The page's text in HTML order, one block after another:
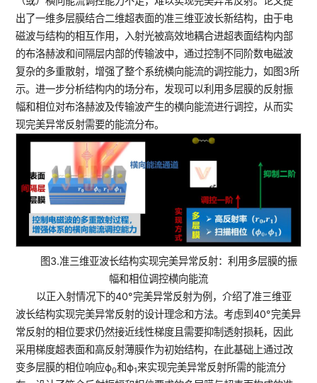
出了一维多层膜结合二维超表面的准三维亚波长新结构，由于电
磁波与结构的相互作用，入射光被高效地耦合进超表面结构内部
的布洛赫波和间隔层内部的传输波中，通过控制不同阶数电磁波
复杂的多重散射，增强了整个系统横向能流的调控能力，如图3所
示。进一步分析结构内的场分布，发现可以利用多层膜的反射振
幅和相位对布洛赫波及传输波产生的横向能流进行调控，从而实
现完美异常反射需要的能流分布。
图3.准三维亚波长结构实现完美异常反射：利用多层膜的振
幅和相位调控横向能流
以正入射情况下的40°完美异常反射为例，介绍了准三维亚
波长结构实现完美异常反射的设计理念和方法。考虑到40°完美异
常反射的相位要求仍然接近线性梯度且需要抑制透射损耗，因此
采用梯度超表面和高反射薄膜作为初始结构，在此基础上通过改
变多层膜的相位响应ϕ0和ϕ1来实现完美异常反射所需的能流分